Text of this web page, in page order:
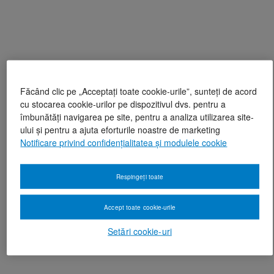
Făcând clic pe „Acceptați toate cookie-urile”, sunteți de acord
cu stocarea cookie-urilor pe dispozitivul dvs. pentru a
îmbunătăți navigarea pe site, pentru a analiza utilizarea site-
ului și pentru a ajuta eforturile noastre de marketing
Notificare privind confidențialitatea și modulele cookie
Setări cookie-uri
Respingeți toate
Accept toate cookie-urile